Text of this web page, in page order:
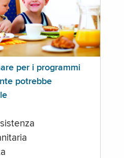
per i programmi
potrebbe